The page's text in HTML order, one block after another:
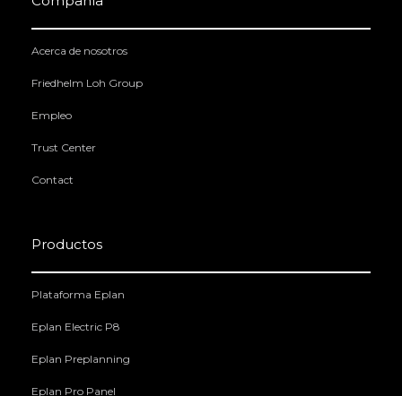
Acerca de nosotros
Friedhelm Loh Group
Empleo
Trust Center
Contact
Productos
Plataforma Eplan
Eplan Electric P8
Eplan Preplanning
Eplan Pro Panel